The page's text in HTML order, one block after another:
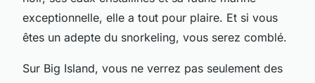
exceptionnelle, elle a tout pour plaire. Et si vous
êtes un adepte du snorkeling, vous serez comblé.
Sur Big Island, vous ne verrez pas seulement des